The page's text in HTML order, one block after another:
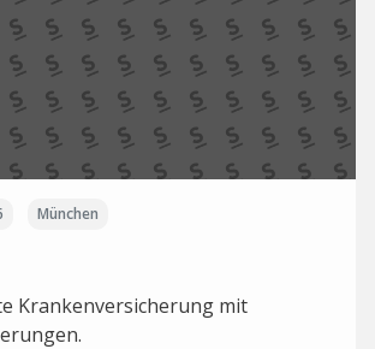
München
Krankenversicherung mit